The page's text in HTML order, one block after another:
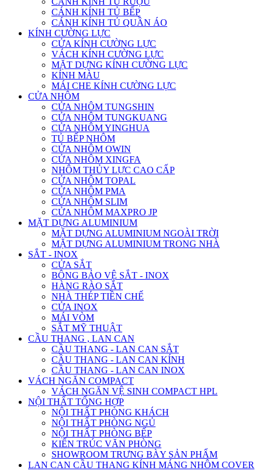
CÁNH KÍNH TỦ BẾP
CÁNH KÍNH TỦ QUẦN ÁO
KÍNH CƯỜNG LỰC
CỬA KÍNH CƯỜNG LỰC
VÁCH KÍNH CƯỜNG LỰC
MẶT DỰNG KÍNH CƯỜNG LỰC
KÍNH MÀU
MÁI CHE KÍNH CƯỜNG LỰC
CỬA NHÔM
CỬA NHÔM TUNGSHIN
CỬA NHÔM TUNGKUANG
CỬA NHÔM YINGHUA
TỦ BẾP NHÔM
CỬA NHÔM OWIN
CỬA NHÔM XINGFA
NHÔM THỦY LỰC CAO CẤP
CỬA NHÔM TOPAL
CỬA NHÔM PMA
CỬA NHÔM SLIM
CỬA NHÔM MAXPRO JP
MẶT DỰNG ALUMINIUM
MẶT DỰNG ALUMINIUM NGOÀI TRỜI
MẶT DỰNG ALUMINIUM TRONG NHÀ
SẮT - INOX
CỬA SẮT
BÔNG BẢO VỆ SẮT - INOX
HÀNG RÀO SẮT
NHÀ THÉP TIỀN CHẾ
CỬA INOX
MÁI VÒM
SẮT MỸ THUẬT
CẦU THANG , LAN CAN
CẦU THANG - LAN CAN SẮT
CẦU THANG - LAN CAN KÍNH
CẦU THANG - LAN CAN INOX
VÁCH NGĂN COMPACT
VÁCH NGĂN VỆ SINH COMPACT HPL
NỘI THẤT TỔNG HỢP
NỘI THẤT PHÒNG KHÁCH
NỘI THẤT PHÒNG NGỦ
NỘI THẤT PHÒNG BẾP
KIẾN TRÚC VĂN PHÒNG
SHOWROOM TRƯNG BÀY SẢN PHẨM
LAN CAN CẦU THANG KÍNH MÁNG NHÔM COVER